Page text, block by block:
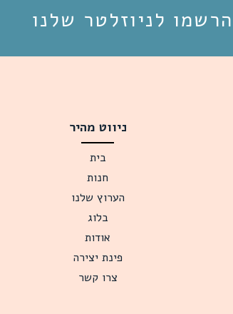
הרשמו לניוזלטר שלנו
ניווט מהיר
בית
חנות
הערוץ שלנו
בלוג
אודות
פינת יצירה
צרו קשר